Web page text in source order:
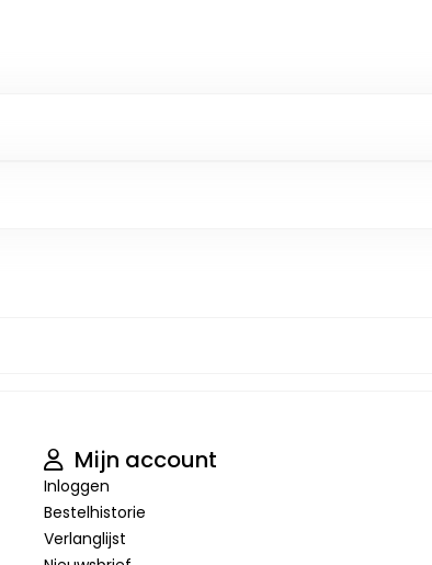
Mijn account
Inloggen
Bestelhistorie
Verlanglijst